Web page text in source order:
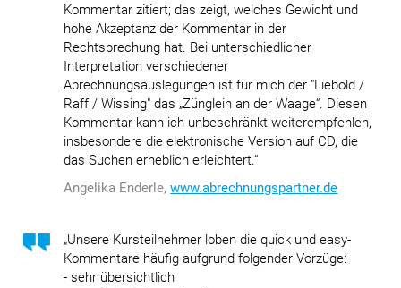
Kommentar zitiert; das zeigt, welches Gewicht und
hohe Akzeptanz der Kommentar in der
Rechtsprechung hat. Bei unterschiedlicher
Interpretation verschiedener
Abrechnungsauslegungen ist für mich der "Liebold /
Raff / Wissing" das „Zünglein an der Waage“. Diesen
Kommentar kann ich unbeschränkt weiterempfehlen,
insbesondere die elektronische Version auf CD, die
das Suchen erheblich erleichtert.“
Angelika Enderle,www.abrechnungspartner.de
„Unsere Kursteilnehmer loben die quick und easy-
Kommentare häufig aufgrund folgender Vorzüge:
- sehr übersichtlich